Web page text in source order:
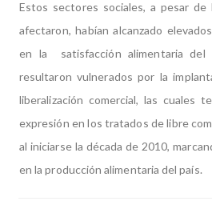
Estos sectores sociales, a pesar
afectaron, habían alcanzado
en la satisfacción alimentaria del
resultaron vulnerados por la
liberalización comercial, las cuales
expresión en los tratados de libre
al iniciarse la década de 2010,
en la producción alimentaria del país.